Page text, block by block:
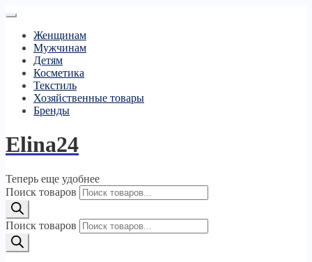
Женщинам
Мужчинам
Детям
Косметика
Текстиль
Хозяйственные товары
Бренды
Elina24
Теперь еще удобнее
Поиск товаров
Поиск товаров